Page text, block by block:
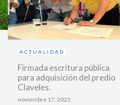
ACTUALIDAD
Firmada escritura pública
para adquisición del predio
Claveles.
noviembre 17, 2023